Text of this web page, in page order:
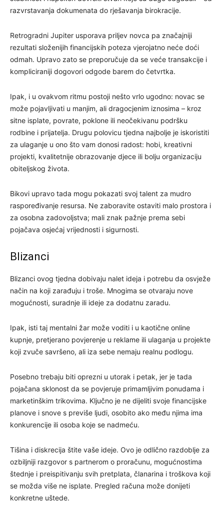
razvrstavanja dokumenata do rješavanja birokracije.
Retrogradni Jupiter usporava priljev novca pa značajniji
rezultati složenijih financijskih poteza vjerojatno neće doći
odmah. Upravo zato se preporučuje da se veće transakcije i
kompliciraniji dogovori odgode barem do četvrtka.
Ipak, i u ovakvom ritmu postoji nešto vrlo ugodno: novac se
može pojavljivati u manjim, ali dragocjenim iznosima – kroz
sitne isplate, povrate, poklone ili neočekivanu podršku
rodbine i prijatelja. Drugu polovicu tjedna najbolje je iskoristiti
za ulaganje u ono što vam donosi radost: hobi, kreativni
projekti, kvalitetnije obrazovanje djece ili bolju organizaciju
obiteljskog života.
Bikovi upravo tada mogu pokazati svoj talent za mudro
raspoređivanje resursa. Ne zaboravite ostaviti malo prostora i
za osobna zadovoljstva; mali znak pažnje prema sebi
pojačava osjećaj vrijednosti i sigurnosti.
Blizanci
Blizanci ovog tjedna dobivaju nalet ideja i potrebu da osvježe
način na koji zarađuju i troše. Mnogima se otvaraju nove
mogućnosti, suradnje ili ideje za dodatnu zaradu.
Ipak, isti taj mentalni žar može voditi i u kaotične online
kupnje, pretjerano povjerenje u reklame ili ulaganja u projekte
koji zvuče savršeno, ali iza sebe nemaju realnu podlogu.
Posebno trebaju biti oprezni u utorak i petak, jer je tada
pojačana sklonost da se povjeruje primamljivim ponudama i
marketinškim trikovima. Ključno je ne dijeliti svoje financijske
planove i snove s previše ljudi, osobito ako među njima ima
konkurencije ili osoba koje se nadmeću.
Tišina i diskrecija štite vaše ideje. Ovo je odlično razdoblje za
ozbiljniji razgovor s partnerom o proračunu, mogućnostima
štednje i preispitivanju svih pretplata, članarina i troškova koji
se možda više ne isplate. Pregled računa može donijeti
konkretne uštede.